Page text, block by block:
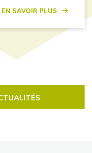
En savoir plus